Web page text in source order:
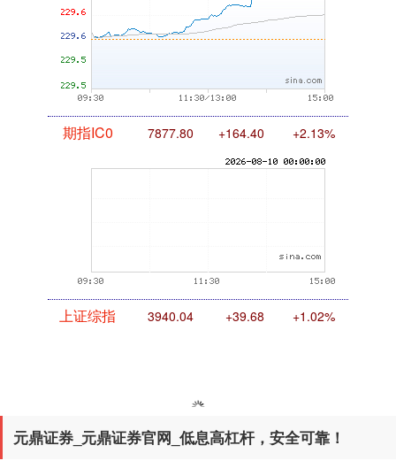
期指IC0
上证综指
元鼎证券_元鼎证券官网_低息高杠杆，安全可靠！